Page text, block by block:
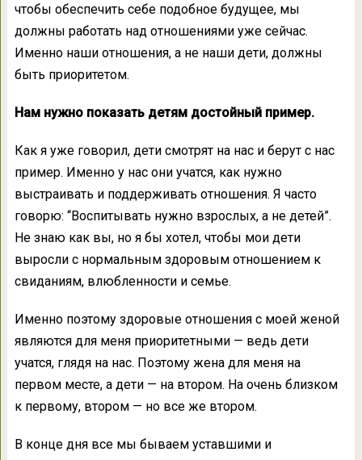
чтобы обеспечить себе подобное будущее, мы
должны работать над отношениями уже сейчас.
Именно наши отношения, а не наши дети, должны
быть приоритетом.
Нам нужно показать детям достойный пример.
Как я уже говорил, дети смотрят на нас и берут с нас
пример. Именно у нас они учатся, как нужно
выстраивать и поддерживать отношения. Я часто
говорю: “Воспитывать нужно взрослых, а не детей”.
Не знаю как вы, но я бы хотел, чтобы мои дети
выросли с нормальным здоровым отношением к
свиданиям, влюбленности и семье.
Именно поэтому здоровые отношения с моей женой
являются для меня приоритетными — ведь дети
учатся, глядя на нас. Поэтому жена для меня на
первом месте, а дети — на втором. На очень близком
к первому, втором — но все же втором.
В конце дня все мы бываем уставшими и